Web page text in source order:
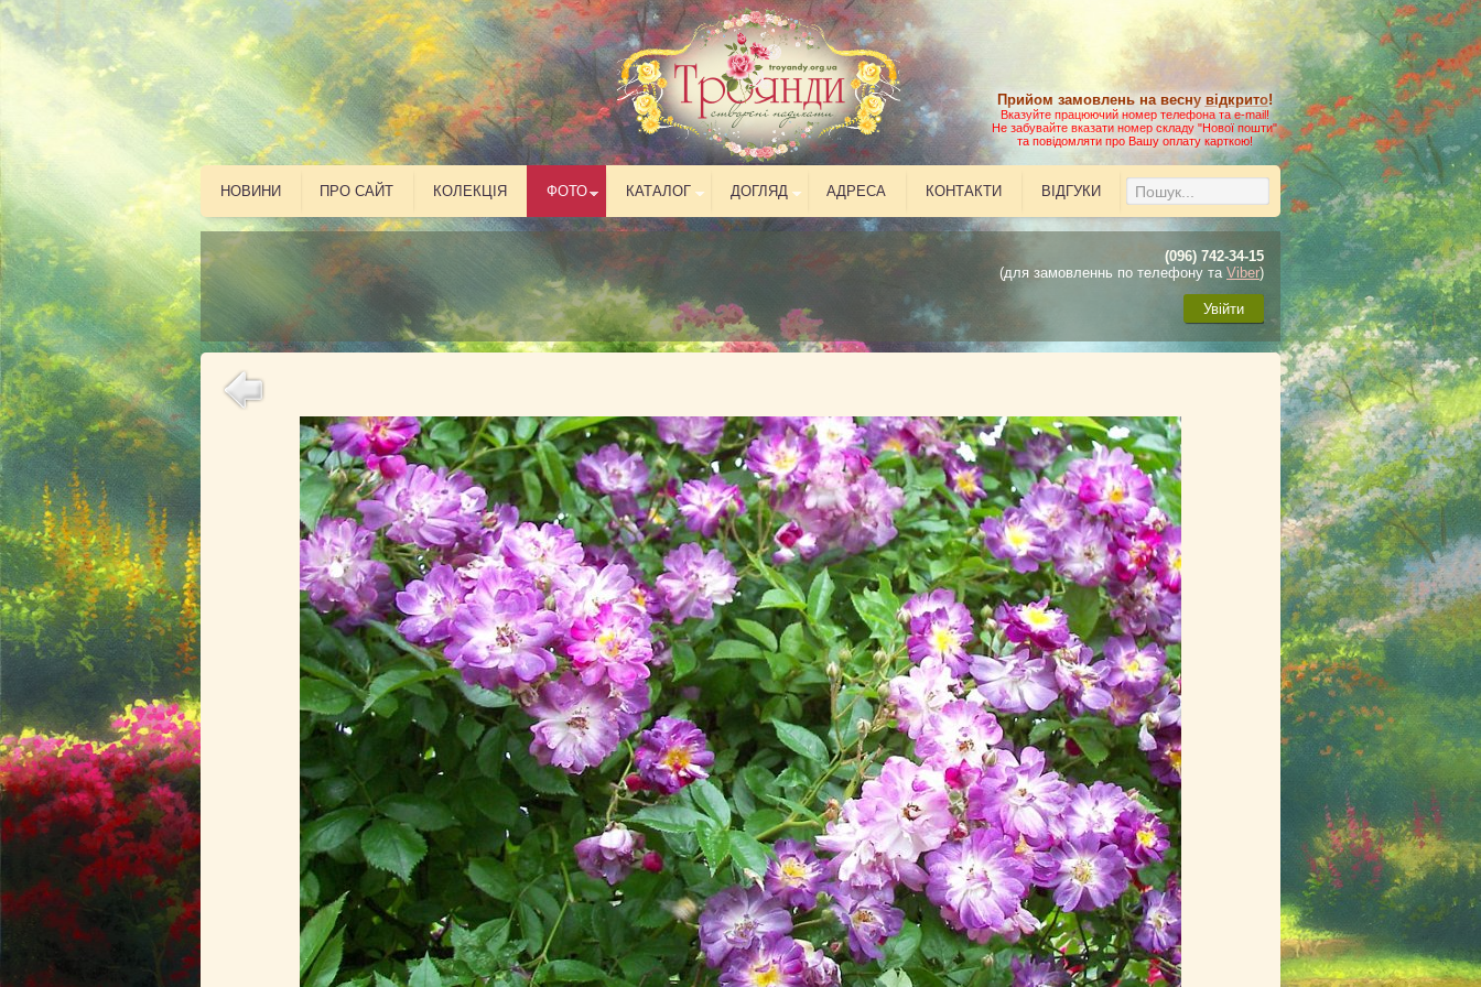
НОВИНИ ПРО САЙТ КОЛЕКЦІЯ ФОТО КАТАЛОГ ДОГЛЯД АДРЕСА КОНТАКТИ ВІДГУКИ
Прийом замовлень на веснувідкрито!
Вказуйте працюючий номер телефона та e-mail!
Не забувайте вказати номер складу "Нової пошти"
та повідомляти про Вашу оплату карткою!
(096) 742-34-15
(для замовленнь по телефону та Viber)
Увійти